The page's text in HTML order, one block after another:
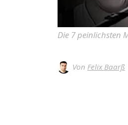
Die 7 peinlichsten
Von Felix Baarß